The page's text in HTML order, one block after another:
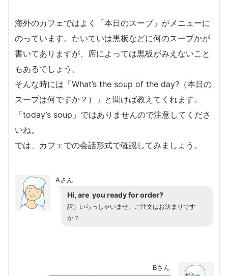
海外のカフェではよく「本日のスープ」がメニューに
のっています。たいていは黒板などに何のスープかが
書いてありますが、席によっては黒板がみえないこと
もあるでしょう。
そんな時には「What’s the soup of the day?（本日の
スープは何ですか？）」と聞けば教えてくれます。
「today’s soup」ではありませんので注意してくださ
いね。
では、カフェでの会話形式で確認してみましょう。
Aさん
Hi, are you ready for order?
訳）いらっしゃいませ。ご注文はお決まりです
か？
Bさん